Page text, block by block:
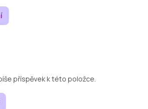
příspěvek k této položce.